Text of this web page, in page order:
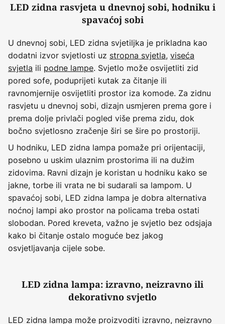
LED zidna rasvjeta u dnevnoj sobi, hodniku i
spavaćoj sobi
U dnevnoj sobi, LED zidna svjetiljka je prikladna kao
dodatni izvor svjetlosti uz stropna svjetla, viseća
svjetla ili podne lampe. Svjetlo može osvijetliti zid
pored sofe, poduprijeti kutak za čitanje ili
ravnomjernije osvijetliti prostor iza komode. Za zidnu
rasvjetu u dnevnoj sobi, dizajn usmjeren prema gore i
prema dolje privlači pogled više prema zidu, dok
bočno svjetlosno zračenje širi se šire po prostoriji.
U hodniku, LED zidna lampa pomaže pri orijentaciji,
posebno u uskim ulaznim prostorima ili na dužim
zidovima. Ravni dizajn je koristan u hodniku kako se
jakne, torbe ili vrata ne bi sudarali sa lampom. U
spavaćoj sobi, LED zidna lampa je dobra alternativa
noćnoj lampi ako prostor na policama treba ostati
slobodan. Pored kreveta, važno je svjetlo bez odsjaja
kako bi čitanje ostalo moguće bez jakog
osvjetljavanja cijele sobe.
LED zidna lampa: izravno, neizravno ili
dekorativno svjetlo
LED zidna lampa može proizvoditi izravno, neizravno